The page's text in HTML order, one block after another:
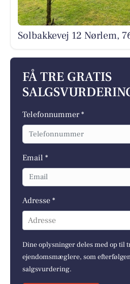
Solbakkevej 12 Nørlem,
FÅ TRE GRATIS
Telefonnummer *
Email *
Adresse *
Adresse
Dine oplysninger deles med op til
ejendomsmæglere, som
salgsvurdering.